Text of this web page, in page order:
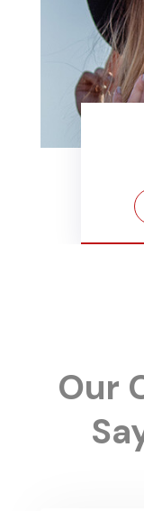
Our